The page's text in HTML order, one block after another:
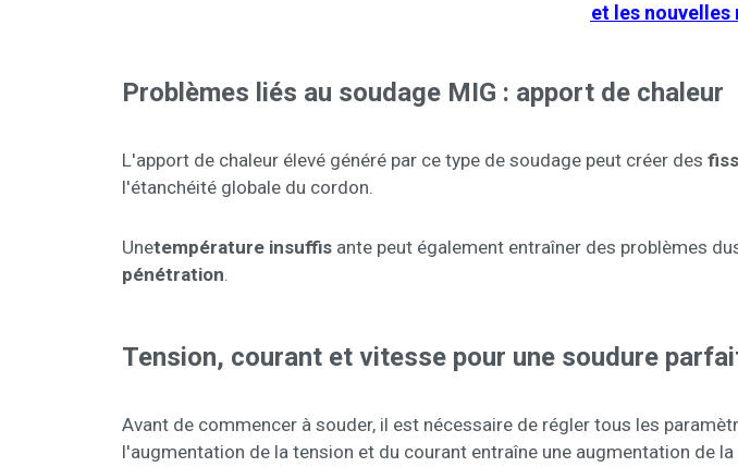
et les
Problèmes liés au soudage MIG : apport de chaleur
L'apport de chaleur élevé généré par ce type de soudage peut créer des
l'étanchéité globale du cordon.
Unetempérature insuffis ante peut également entraîner des problèmes
pénétration.
Tension, courant et vitesse pour une soudure
Avant de commencer à souder, il est nécessaire de régler tous les
l'augmentation de la tension et du courant entraîne une augmentation de